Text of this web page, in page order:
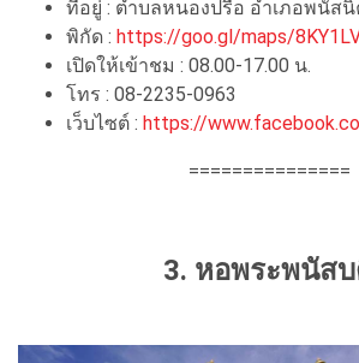
ที่อยู่ : ตำบลหนองปรือ อำเภอพนัส
พิกัด : https://goo.gl/maps/
เปิดให้เข้าชม : 08.00-17.00 น.
โทร : 08-2235-0963
เว็บไซต์ : https://
===============
3. หอพระพนัส